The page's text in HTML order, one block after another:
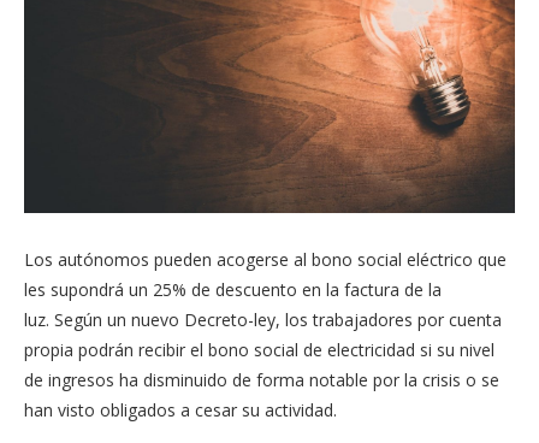
Los autónomos pueden acogerse al bono social eléctrico que
les supondrá un 25% de descuento en la factura de la
luz. Según un nuevo Decreto-ley, los trabajadores por cuenta
propia podrán recibir el bono social de electricidad si su nivel
de ingresos ha disminuido de forma notable por la crisis o se
han visto obligados a cesar su actividad.